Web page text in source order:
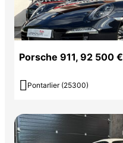
Porsche 911, 92 500 €
 Pontarlier (25300)